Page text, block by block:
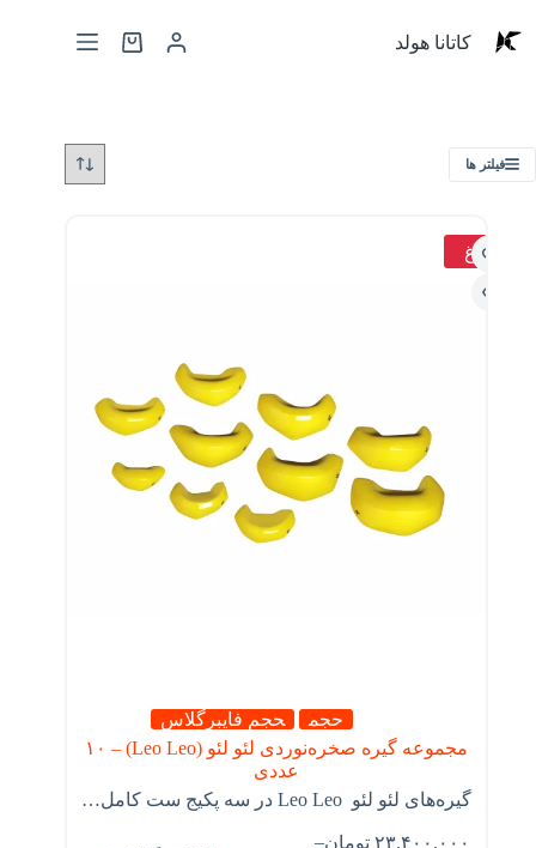
کاتانا هولد
فیلتر ها
داغ
حجم
حجم فایبرگلاس
مجموعه گیره صخره‌نوردی لئو لئو (Leo Leo) – ۱۰
عددی
گیره‌های لئو لئو Leo Leo در سه پکیج ست کامل…
۲۳.۴۰۰.۰۰۰ تومان–